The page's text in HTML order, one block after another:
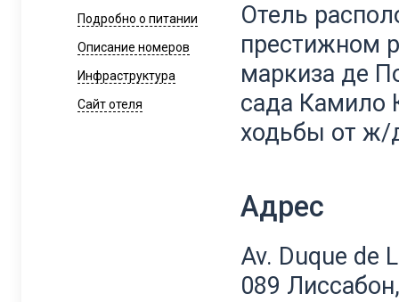
Подробно о питании
Описание номеров
Инфраструктура
Сайт отеля
Отель
престижном
маркиза де
сада Камило
ходьбы от ж/
Адрес
Av. Duque de
089